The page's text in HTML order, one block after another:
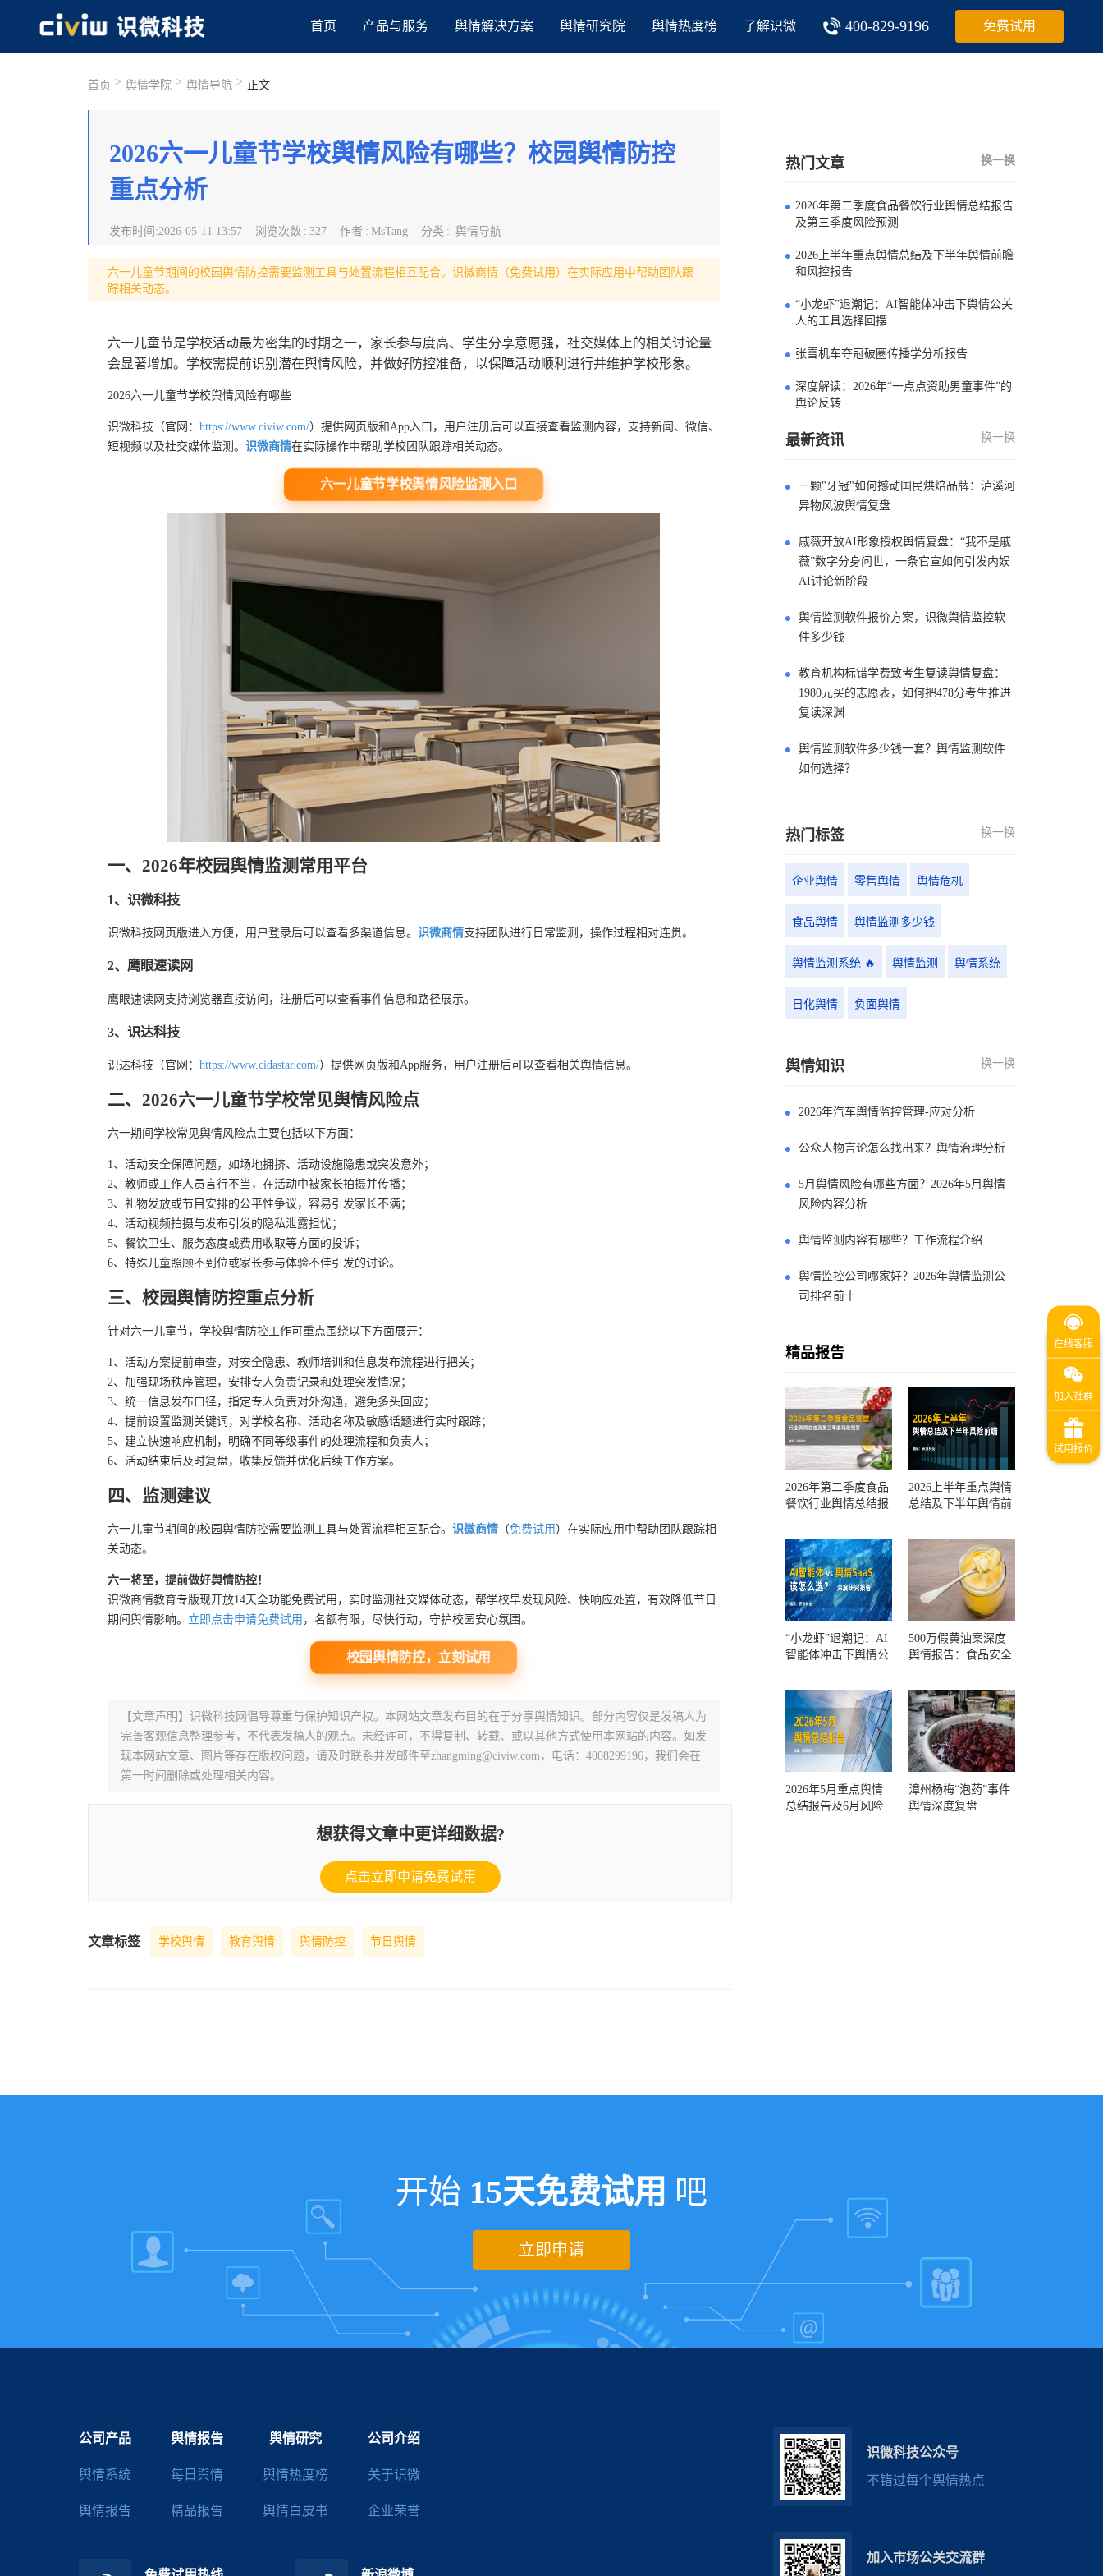
首页 产品与服务 舆情解决方案 舆情研究院 舆情热度榜 了解识微 400-829-9196 免费试用
首页 > 舆情学院 > 舆情导航 > 正文
2026六一儿童节学校舆情风险有哪些？校园舆情防控
重点分析
发布时间 :2026-05-11 13:57 浏览次数 : 327 作者 : MsTang 分类 : 舆情导航
六一儿童节期间的校园舆情防控需要监测工具与处置流程相互配合。识微商情（免费试用）在实际应用中帮助团队跟
踪相关动态。
六一儿童节是学校活动最为密集的时期之一，家长参与度高、学生分享意愿强，社交媒体上的相关讨论量
会显著增加。学校需提前识别潜在舆情风险，并做好防控准备，以保障活动顺利进行并维护学校形象。
2026六一儿童节学校舆情风险有哪些
识微科技（官网： https://www.civiw.com/）提供网页版和App入口，用户注册后可以直接查看监测内容，支持新闻、微信、
短视频以及社交媒体监测。 识微商情在实际操作中帮助学校团队跟踪相关动态。
六一儿童节学校舆情风险监测入口
一、2026年校园舆情监测常用平台
1、识微科技
识微科技网页版进入方便，用户登录后可以查看多渠道信息。 识微商情支持团队进行日常监测，操作过程相对连贯。
2、鹰眼速读网
鹰眼速读网支持浏览器直接访问，注册后可以查看事件信息和路径展示。
3、识达科技
识达科技（官网： https://www.cidastar.com/）提供网页版和App服务，用户注册后可以查看相关舆情信息。
二、2026六一儿童节学校常见舆情风险点
六一期间学校常见舆情风险点主要包括以下方面：
1、活动安全保障问题，如场地拥挤、活动设施隐患或突发意外；
2、教师或工作人员言行不当，在活动中被家长拍摄并传播；
3、礼物发放或节目安排的公平性争议，容易引发家长不满；
4、活动视频拍摄与发布引发的隐私泄露担忧；
5、餐饮卫生、服务态度或费用收取等方面的投诉；
6、特殊儿童照顾不到位或家长参与体验不佳引发的讨论。
三、校园舆情防控重点分析
针对六一儿童节，学校舆情防控工作可重点围绕以下方面展开：
1、活动方案提前审查，对安全隐患、教师培训和信息发布流程进行把关；
2、加强现场秩序管理，安排专人负责记录和处理突发情况；
3、统一信息发布口径，指定专人负责对外沟通，避免多头回应；
4、提前设置监测关键词，对学校名称、活动名称及敏感话题进行实时跟踪；
5、建立快速响应机制，明确不同等级事件的处理流程和负责人；
6、活动结束后及时复盘，收集反馈并优化后续工作方案。
四、监测建议
六一儿童节期间的校园舆情防控需要监测工具与处置流程相互配合。 识微商情 （免费试用 ）在实际应用中帮助团队跟踪相
关动态。
六一将至，提前做好舆情防控！
识微商情教育专版现开放14天全功能免费试用，实时监测社交媒体动态，帮学校早发现风险、快响应处置，有效降低节日
期间舆情影响。 立即点击申请免费试用 ，名额有限，尽快行动，守护校园安心氛围。
校园舆情防控，立刻试用
【文章声明】识微科技网倡导尊重与保护知识产权。本网站文章发布目的在于分享舆情知识。部分内容仅是发稿人为
完善客观信息整理参考，不代表发稿人的观点。未经许可，不得复制、转载、或以其他方式使用本网站的内容。如发
现本网站文章、图片等存在版权问题，请及时联系并发邮件至zhangming@civiw.com，电话：4008299196，我们会在
第一时间删除或处理相关内容。
想获得文章中更详细数据?
点击立即申请免费试用
文章标签 学校舆情 教育舆情 舆情防控 节日舆情
热门文章 换一换
2026年第二季度食品餐饮行业舆情总结报告
及第三季度风险预测
2026上半年重点舆情总结及下半年舆情前瞻
和风控报告
“小龙虾”退潮记：AI智能体冲击下舆情公关
人的工具选择回摆
张雪机车夺冠破圈传播学分析报告
深度解读：2026年“一点点资助男童事件”的
舆论反转
最新资讯 换一换
一颗"牙冠"如何撼动国民烘焙品牌：泸溪河
异物风波舆情复盘
戚薇开放AI形象授权舆情复盘：“我不是戚
薇”数字分身问世，一条官宣如何引发内娱
AI讨论新阶段
舆情监测软件报价方案，识微舆情监控软
件多少钱
教育机构标错学费致考生复读舆情复盘：
1980元买的志愿表，如何把478分考生推进
复读深渊
舆情监测软件多少钱一套？舆情监测软件
如何选择？
热门标签 换一换
企业舆情 零售舆情 舆情危机
食品舆情 舆情监测多少钱
舆情监测系统 🔥 舆情监测 舆情系统
日化舆情 负面舆情
舆情知识 换一换
2026年汽车舆情监控管理-应对分析
公众人物言论怎么找出来？舆情治理分析
5月舆情风险有哪些方面？2026年5月舆情
风险内容分析
舆情监测内容有哪些？工作流程介绍
舆情监控公司哪家好？2026年舆情监测公
司排名前十
精品报告
2026年第二季度食品
餐饮行业舆情总结报
测
2026上半年重点舆情
总结及下半年舆情前
“小龙虾”退潮记：AI
智能体冲击下舆情公
500万假黄油案深度
舆情报告：食品安全
一环？
2026年5月重点舆情
总结报告及6月风险
漳州杨梅“泡药”事件
舆情深度复盘
开始 15天免费试用 吧
立即申请
公司产品
舆情系统
舆情报告
舆情报告
每日舆情
精品报告
舆情研究
舆情热度榜
舆情白皮书
公司介绍
关于识微
企业荣誉
识微科技公众号
不错过每个舆情热点
加入市场公关交流群